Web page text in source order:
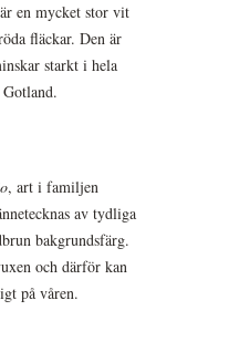
en mycket stor vit
fläckar. Den är
starkt i hela
, art i familjen
av tydliga
bakgrundsfärg.
och därför kan
på våren.